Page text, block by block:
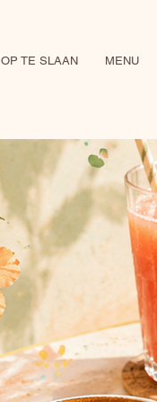
OP TE SLAAN MENU